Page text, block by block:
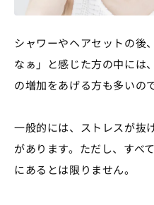
シャワーやヘアセットの後
なぁ」と感じた方の中には
の増加をあげる方も多いの
一般的には、ストレスが抜
があります。ただし、すべ
にあるとは限りません。